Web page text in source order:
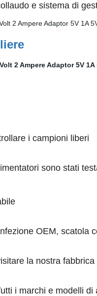
e sistema di
i campioni liberi
sono stati
OEM, scatola
la nostra
i marchi e modelli